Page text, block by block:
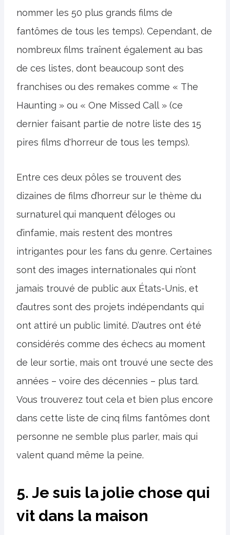
nommer les 50 plus grands films de
fantômes de tous les temps). Cependant, de
nombreux films traînent également au bas
de ces listes, dont beaucoup sont des
franchises ou des remakes comme « The
Haunting » ou « One Missed Call » (ce
dernier faisant partie de notre liste des 15
pires films d'horreur de tous les temps).
Entre ces deux pôles se trouvent des
dizaines de films d’horreur sur le thème du
surnaturel qui manquent d’éloges ou
d’infamie, mais restent des montres
intrigantes pour les fans du genre. Certaines
sont des images internationales qui n’ont
jamais trouvé de public aux États-Unis, et
d’autres sont des projets indépendants qui
ont attiré un public limité. D’autres ont été
considérés comme des échecs au moment
de leur sortie, mais ont trouvé une secte des
années – voire des décennies – plus tard.
Vous trouverez tout cela et bien plus encore
dans cette liste de cinq films fantômes dont
personne ne semble plus parler, mais qui
valent quand même la peine.
5. Je suis la jolie chose qui
vit dans la maison